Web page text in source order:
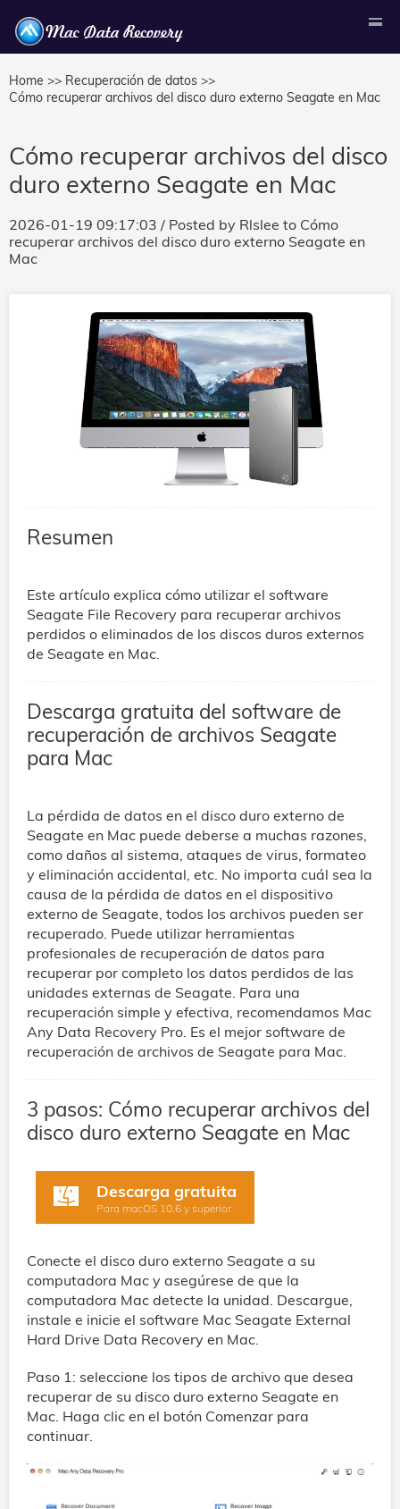
Home >> Recuperación de datos >>
Cómo recuperar archivos del disco duro externo Seagate en Mac
Cómo recuperar archivos del disco
duro externo Seagate en Mac
2026-01-19 09:17:03 / Posted by Rlslee to Cómo
recuperar archivos del disco duro externo Seagate en
Mac
Resumen
Este artículo explica cómo utilizar el software
Seagate File Recovery para recuperar archivos
perdidos o eliminados de los discos duros externos
de Seagate en Mac.
Descarga gratuita del software de
recuperación de archivos Seagate
para Mac
La pérdida de datos en el disco duro externo de
Seagate en Mac puede deberse a muchas razones,
como daños al sistema, ataques de virus, formateo
y eliminación accidental, etc. No importa cuál sea la
causa de la pérdida de datos en el dispositivo
externo de Seagate, todos los archivos pueden ser
recuperado. Puede utilizar herramientas
profesionales de recuperación de datos para
recuperar por completo los datos perdidos de las
unidades externas de Seagate. Para una
recuperación simple y efectiva, recomendamos Mac
Any Data Recovery Pro. Es el mejor software de
recuperación de archivos de Seagate para Mac.
3 pasos: Cómo recuperar archivos del
disco duro externo Seagate en Mac
Descarga gratuita
Para macOS 10.6 y superior
Conecte el disco duro externo Seagate a su
computadora Mac y asegúrese de que la
computadora Mac detecte la unidad. Descargue,
instale e inicie el software Mac Seagate External
Hard Drive Data Recovery en Mac.
Paso 1: seleccione los tipos de archivo que desea
recuperar de su disco duro externo Seagate en
Mac. Haga clic en el botón Comenzar para
continuar.